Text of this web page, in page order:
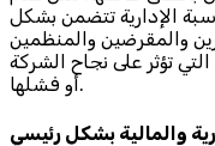
الإدارية تتضمن بشكل
والمقرضين والمنظمين
تؤثر على نجاح الشركة
أو فشلها.
والمالية بشكل رئيسي